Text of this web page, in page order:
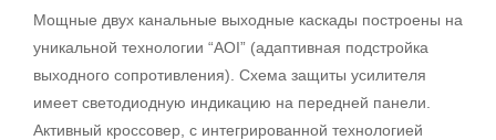
Мощные двух канальные выходные каскады построены на
уникальной технологии “AOI” (адаптивная подстройка
выходного сопротивления). Схема защиты усилителя
имеет светодиодную индикацию на передней панели.
Активный кроссовер, с интегрированной технологией